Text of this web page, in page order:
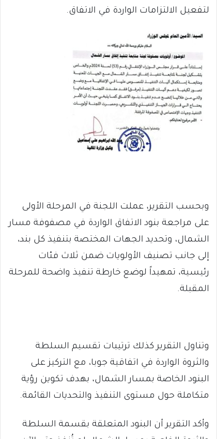
لتفعيل الالتزامات الواردة في الاتفاق.
وبحسب التقرير، عملت اللجنة في المرحلة الأولى
على مراجعة بنود الاتفاق الواردة في مصفوفة مسار
الشمال، وتحديد الجهات المختصة بتنفيذ كل بند،
إلى جانب تصنيف الأولويات ضمن ثلاث فئات
رئيسية، تمهيداً لوضع خارطة تنفيذ واضحة للمرحلة
المقبلة.
وتناول التقرير كذلك ترتيبات تقسيم السلطة
والثروة الواردة في اتفاقية جوبا، مع التركيز على
البنود الخاصة بمسار الشمال، بهدف تكوين رؤية
متكاملة حول مستوى التنفيذ والتحديات القائمة.
وأكد التقرير أن البنود المتعلقة بقسمة السلطة